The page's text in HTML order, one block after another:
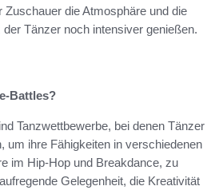
Zuschauer die Atmosphäre und die
Tänzer noch intensiver genießen.
Battles?
Tanzwettbewerbe, bei denen Tänzer
um ihre Fähigkeiten in verschiedenen
im Hip-Hop und Breakdance, zu
Gelegenheit, die Kreativität